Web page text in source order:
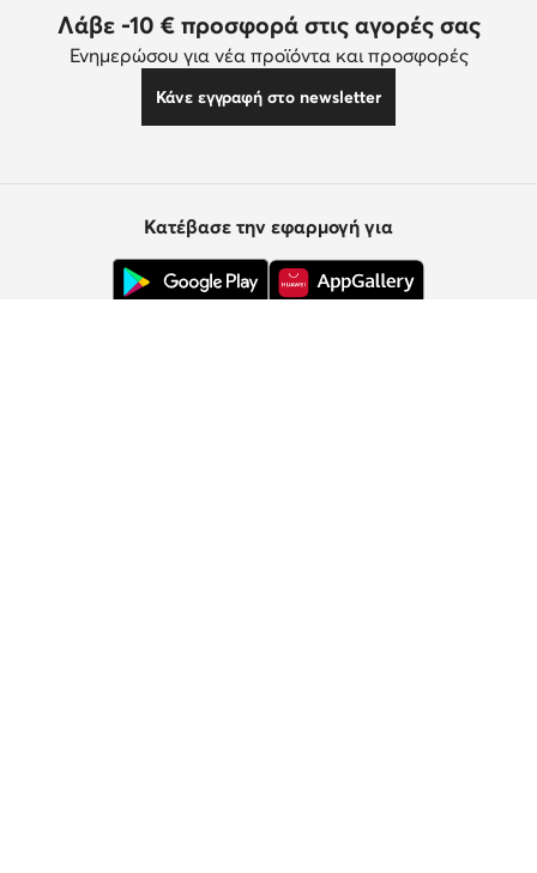
Λάβε -10 € προσφορά στις αγορές σας
Ενημερώσου για νέα προϊόντα και προσφορές
Κάνε εγγραφή στο newsletter
Κατέβασε την εφαρμογή για